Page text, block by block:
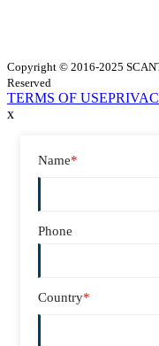
Copyright © 2016-2025
Reserved
TERMS OF USE
x
Name*
Phone
Country*